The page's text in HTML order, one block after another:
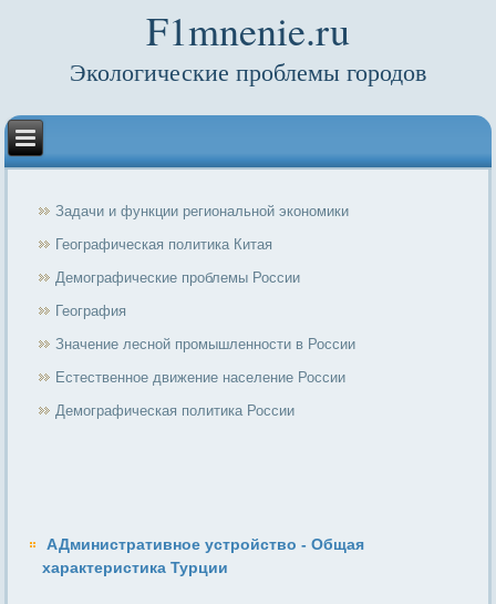
F1mnenie.ru
Экологические проблемы городов
Задачи и функции региональной экономики
Географическая политика Китая
Демографические проблемы России
География
Значение лесной промышленности в России
Естественное движение население России
Демографическая политика России
АДминистративное устройство - Общая
характеристика Турции